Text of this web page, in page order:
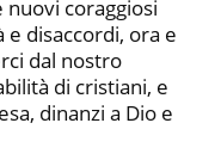
coraggiosi
disaccordi, ora e
dal nostro
di cristiani, e
dinanzi a Dio e